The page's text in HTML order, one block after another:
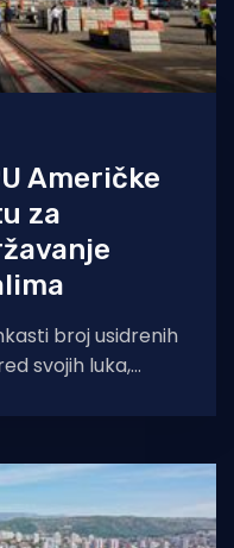
Američke
za
broj usidrenih
svojih luka,